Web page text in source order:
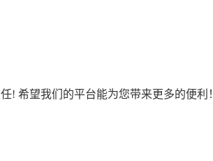
! 希望我们的平台能为您带来更多的便利！